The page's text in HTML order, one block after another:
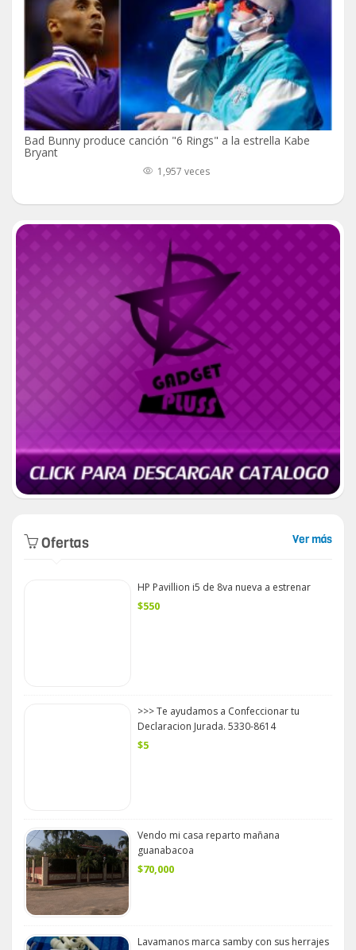
Bad Bunny produce canción "6 Rings" a la estrella Kabe
Bryant
1,957 veces
Ofertas Ver más
HP Pavillion i5 de 8va nueva a estrenar
$550
>>> Te ayudamos a Confeccionar tu
Declaracion Jurada. 5330-8614
$5
Vendo mi casa reparto mañana
guanabacoa
$70,000
Lavamanos marca samby con sus herrajes